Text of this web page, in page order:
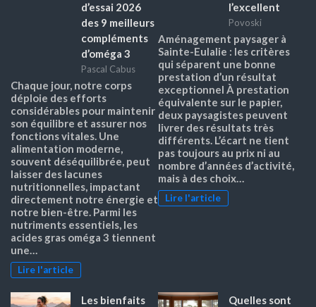
d’essai 2026
des 9 meilleurs
compléments
d’oméga 3
Pascal Cabus
Chaque jour, notre corps
déploie des efforts
considérables pour maintenir
son équilibre et assurer nos
fonctions vitales. Une
alimentation moderne,
souvent déséquilibrée, peut
laisser des lacunes
nutritionnelles, impactant
directement notre énergie et
notre bien-être. Parmi les
nutriments essentiels, les
acides gras oméga 3 tiennent
une…
Lire l'article
l’excellent
Povoski
Aménagement paysager à
Sainte-Eulalie : les critères
qui séparent une bonne
prestation d’un résultat
exceptionnel À prestation
équivalente sur le papier,
deux paysagistes peuvent
livrer des résultats très
différents. L’écart ne tient
pas toujours au prix ni au
nombre d’années d’activité,
mais à des choix…
Lire l'article
Les bienfaits
Quelles sont